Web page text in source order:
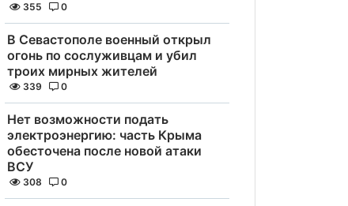
355 0
В Севастополе военный открыл
огонь по сослуживцам и убил
троих мирных жителей
339 0
Нет возможности подать
электроэнергию: часть Крыма
обесточена после новой атаки
ВСУ
308 0